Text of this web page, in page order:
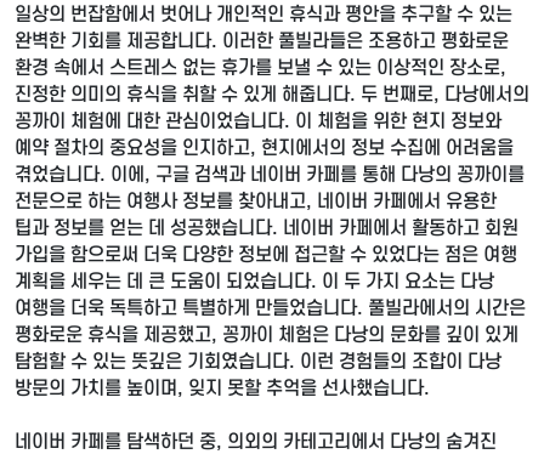
일상의 번잡함에서 벗어나 개인적인 휴식과 평안을 추구할 수 있는
완벽한 기회를 제공합니다. 이러한 풀빌라들은 조용하고 평화로운
환경 속에서 스트레스 없는 휴가를 보낼 수 있는 이상적인 장소로,
진정한 의미의 휴식을 취할 수 있게 해줍니다. 두 번째로, 다낭에서의
꽁까이 체험에 대한 관심이었습니다. 이 체험을 위한 현지 정보와
예약 절차의 중요성을 인지하고, 현지에서의 정보 수집에 어려움을
겪었습니다. 이에, 구글 검색과 네이버 카페를 통해 다낭의 꽁까이를
전문으로 하는 여행사 정보를 찾아내고, 네이버 카페에서 유용한
팁과 정보를 얻는 데 성공했습니다. 네이버 카페에서 활동하고 회원
가입을 함으로써 더욱 다양한 정보에 접근할 수 있었다는 점은 여행
계획을 세우는 데 큰 도움이 되었습니다. 이 두 가지 요소는 다낭
여행을 더욱 독특하고 특별하게 만들었습니다. 풀빌라에서의 시간은
평화로운 휴식을 제공했고, 꽁까이 체험은 다낭의 문화를 깊이 있게
탐험할 수 있는 뜻깊은 기회였습니다. 이런 경험들의 조합이 다낭
방문의 가치를 높이며, 잊지 못할 추억을 선사했습니다.
네이버 카페를 탐색하던 중, 의외의 카테고리에서 다낭의 숨겨진